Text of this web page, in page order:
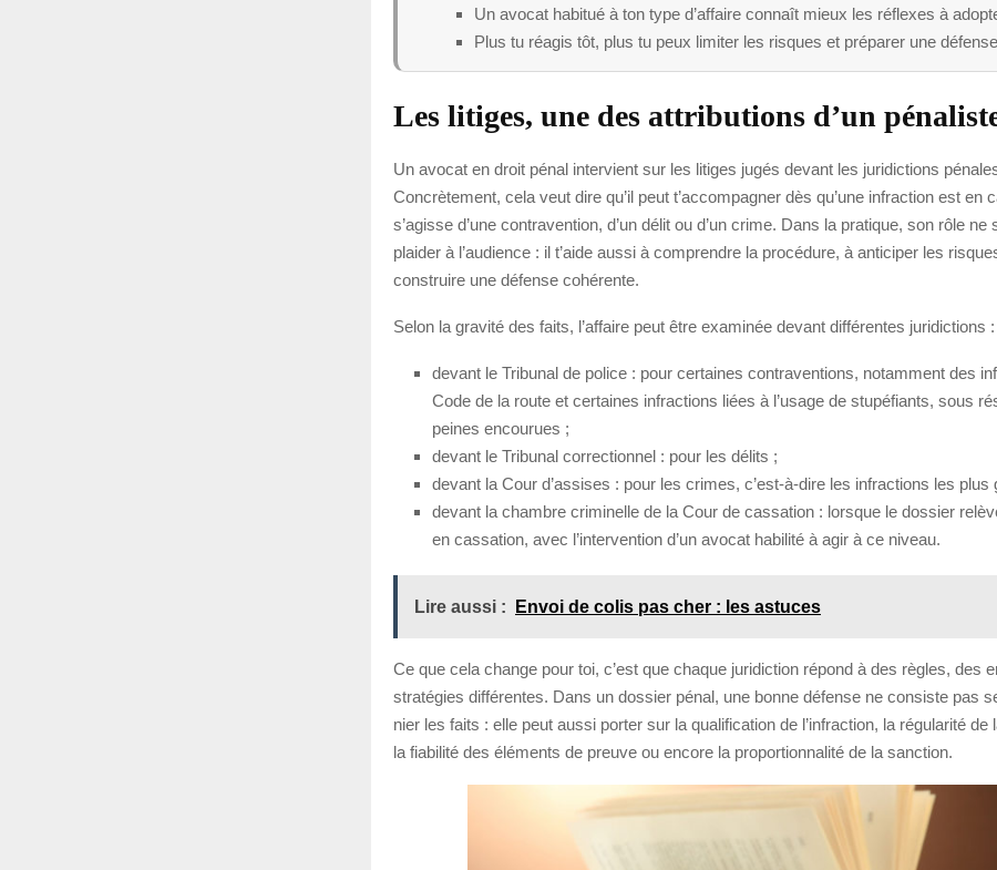
Un avocat habitué à ton type d’affaire connaît mieux les réflexes à
Plus tu réagis tôt, plus tu peux limiter les risques et préparer une
Les litiges, une des attributions d’un
Un avocat en droit pénal intervient sur les litiges jugés devant les juridictions
Concrètement, cela veut dire qu’il peut t’accompagner dès qu’une infraction est en
s’agisse d’une contravention, d’un délit ou d’un crime. Dans la pratique, son rôle ne
plaider à l’audience : il t’aide aussi à comprendre la procédure, à anticiper les
construire une défense cohérente.
Selon la gravité des faits, l’affaire peut être examinée devant différentes juridictions :
devant le Tribunal de police : pour certaines contraventions, notamment des
Code de la route et certaines infractions liées à l’usage de stupéfiants, sous
peines encourues ;
devant le Tribunal correctionnel : pour les délits ;
devant la Cour d’assises : pour les crimes, c’est-à-dire les infractions les plus
devant la chambre criminelle de la Cour de cassation : lorsque le dossier
en cassation, avec l’intervention d’un avocat habilité à agir à ce niveau.
Lire aussi : Envoi de colis pas cher : les astuces
Ce que cela change pour toi, c’est que chaque juridiction répond à des règles, des
stratégies différentes. Dans un dossier pénal, une bonne défense ne consiste pas
nier les faits : elle peut aussi porter sur la qualification de l’infraction, la régularité de
la fiabilité des éléments de preuve ou encore la proportionnalité de la sanction.